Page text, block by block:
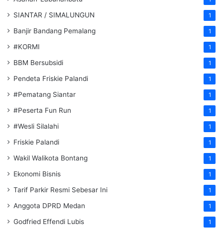
SIANTAR / SIMALUNGUN 1
Banjir Bandang Pemalang 1
#KORMI 1
BBM Bersubsidi 1
Pendeta Friskie Palandi 1
#Pematang Siantar 1
#Peserta Fun Run 1
#Wesli Silalahi 1
Friskie Palandi 1
Wakil Walikota Bontang 1
Ekonomi Bisnis 1
Tarif Parkir Resmi Sebesar Ini 1
Anggota DPRD Medan 1
Godfried Effendi Lubis 1